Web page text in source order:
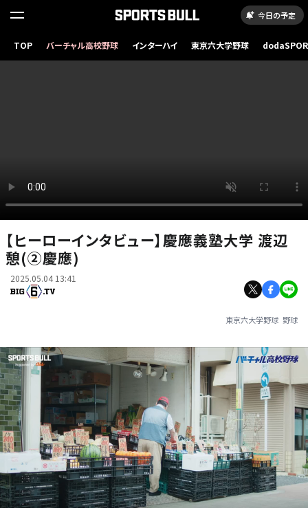
今日の予定
TOP バーチャル高校野球 インターハイ 東京六大学野球
【ヒーローインタビュー】慶應義塾大学 渡辺
憩(②慶應)
2025.05.04 13:41
東京六大学野球 野球